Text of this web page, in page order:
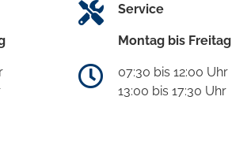
Service
Montag bis Freitag
07:30 bis 12:00 Uhr
13:00 bis 17:30 Uhr